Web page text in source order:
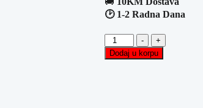
🕑 1-2 Radna Dana
-
Ručni
Mikser
IDEEN
+
Dodaj u korpu